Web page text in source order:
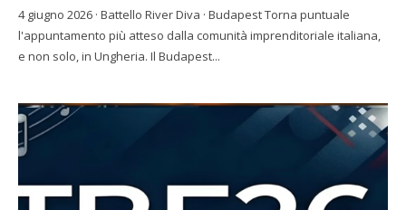
4 giugno 2026 · Battello River Diva · Budapest Torna puntuale
l'appuntamento più atteso dalla comunità imprenditoriale italiana,
e non solo, in Ungheria. Il Budapest...